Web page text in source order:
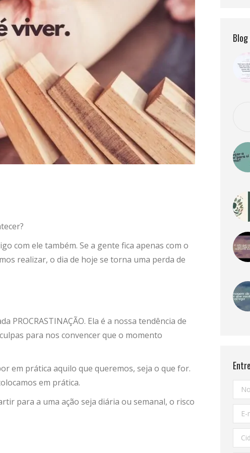
com ele também. Se a gente fica apenas com o
realizar, o dia de hoje se torna uma perda de
PROCRASTINAÇÃO. Ela é a nossa tendência de
para nos convencer que o momento
em prática aquilo que queremos, seja o que for.
em prática.
para a uma ação seja diária ou semanal, o risco
E-